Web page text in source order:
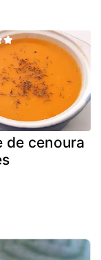
de cenoura